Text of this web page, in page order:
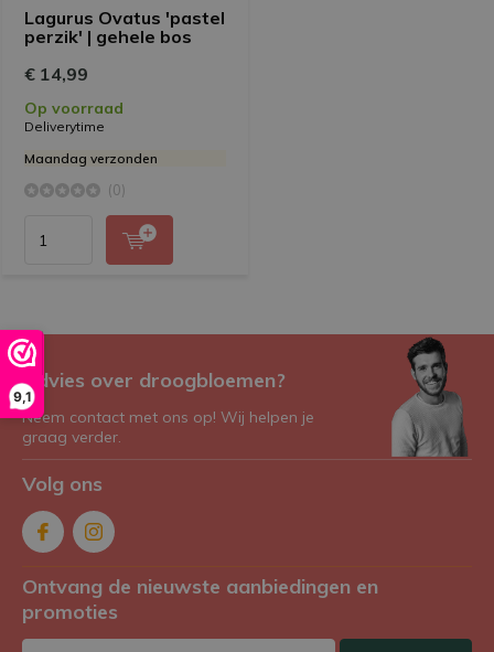
9,1
Lagurus Ovatus 'pastel
perzik' | gehele bos
€ 14,99
Op voorraad
Deliverytime
Maandag verzonden
(0)
Advies over droogbloemen?
Neem contact met ons op! Wij helpen je
graag verder.
Volg ons
Ontvang de nieuwste aanbiedingen en
promoties